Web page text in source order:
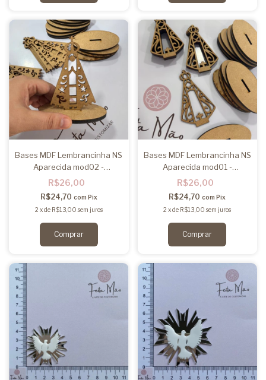
Bases MDF Lembrancinha NS
Aparecida mod02 -
12unidades
R$26,00
R$24,70 com Pix
2 xde R$13,00 sem juros
Bases MDF Lembrancinha NS
Aparecida mod01 -
12unidades
R$26,00
R$24,70com Pix
2 xde R$13,00 sem juros